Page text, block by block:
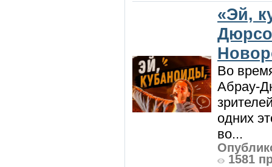
«Эй,
Во
Абрау-
одних
во...
1581